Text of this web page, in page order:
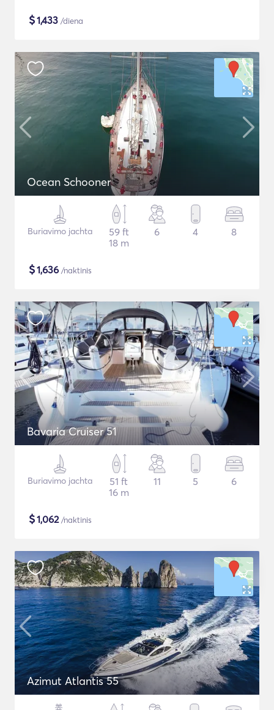
$1,433 /diena
Ocean Schooner
Buriavimo jachta
59 ft
18 m
6 4 8
$1,636 /naktinis
Bavaria Cruiser 51
Buriavimo jachta
51 ft
16 m
11 5 6
$1,062/naktinis
Azimut Atlantis 55